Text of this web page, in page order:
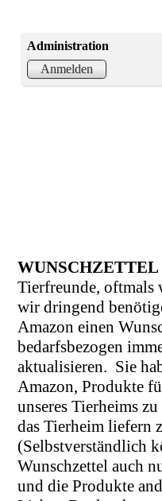
Administration
Anmelden
Tierfreunde, oftmals
wir dringend
Amazon einen
bedarfsbezogen
aktualisieren. Sie
Amazon, Produkte
unseres Tierheims
das Tierheim liefern
(Selbstverständlich
Wunschzettel auch
und die Produkte